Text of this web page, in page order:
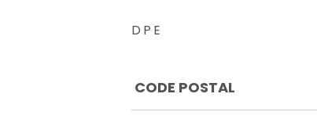
DPE
Caractérisque Valeurs
CODE POSTAL